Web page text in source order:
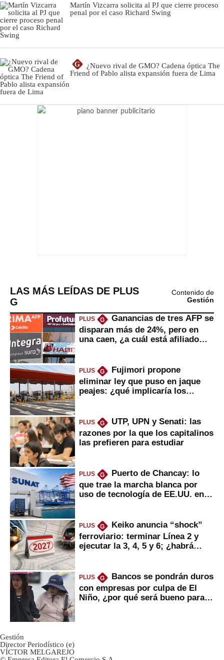
Martín Vizcarra solicita al PJ que cierre proceso
penal por el caso Richard Swing
G
¿Nuevo rival de GMO? Cadena óptica The
Friend of Pablo alista expansión fuera de Lima
LAS MÁS LEÍDAS DE PLUS
G
Contenido de
Gestión
PLUS G
Ganancias de tres AFP se
disparan más de 24%, pero en
una caen, ¿a cuál está afiliado
PLUS G
Fujimori propone
eliminar ley que puso en jaque
peajes: ¿qué implicaría los
PLUS G
UTP, UPN y Senati: las
razones por la que los capitalinos
las prefieren para estudiar
PLUS G
Puerto de Chancay: lo
que trae la marcha blanca por
uso de tecnología de EE.UU. en
PLUS G
Keiko anuncia “shock”
ferroviario: terminar Línea 2 y
ejecutar la 3, 4, 5 y 6; ¿habrá
PLUS G
Bancos se pondrán duros
con empresas por culpa de El
Niño, ¿por qué será bueno para
Gestión
Director Periodístico (e)
VÍCTOR MELGAREJO